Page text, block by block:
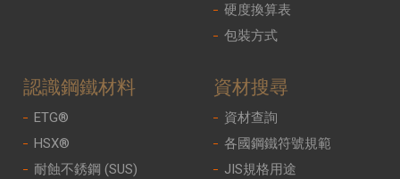
硬度換算表
包裝方式
認識鋼鐵材料
ETG®
HSX®
耐蝕不銹鋼 (SUS)
資材搜尋
資材查詢
各國鋼鐵符號規範
JIS規格用途